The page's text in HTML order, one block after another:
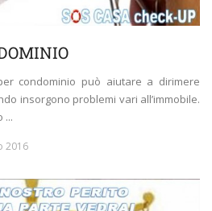
condominio può aiutare a dirimere
insorgono problemi vari all’immobile.
...
2016